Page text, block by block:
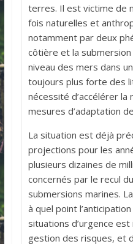
terres. Il est victime de
fois naturelles et
notamment par deux
côtière et la submersion
niveau des mers dans
toujours plus forte des
nécessité d’accélérer
mesures d’adaptation
La situation est déjà
projections pour les
plusieurs dizaines de
concernés par le recul
submersions marines.
à quel point
situations d’urgence
gestion des risques, et